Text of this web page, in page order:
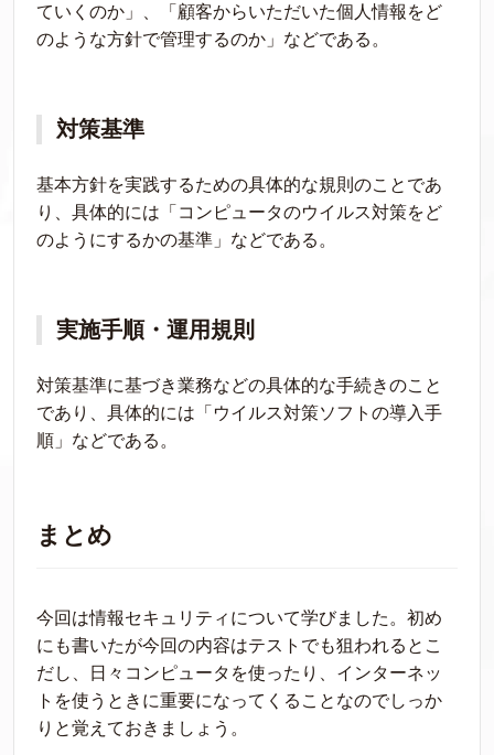
ていくのか」、「顧客からいただいた個人情報をど
のような方針で管理するのか」などである。
対策基準
基本方針を実践するための具体的な規則のことであ
り、具体的には「コンピュータのウイルス対策をど
のようにするかの基準」などである。
実施手順・運用規則
対策基準に基づき業務などの具体的な手続きのこと
であり、具体的には「ウイルス対策ソフトの導入手
順」などである。
まとめ
今回は情報セキュリティについて学びました。初め
にも書いたが今回の内容はテストでも狙われるとこ
だし、日々コンピュータを使ったり、インターネッ
トを使うときに重要になってくることなのでしっか
りと覚えておきましょう。